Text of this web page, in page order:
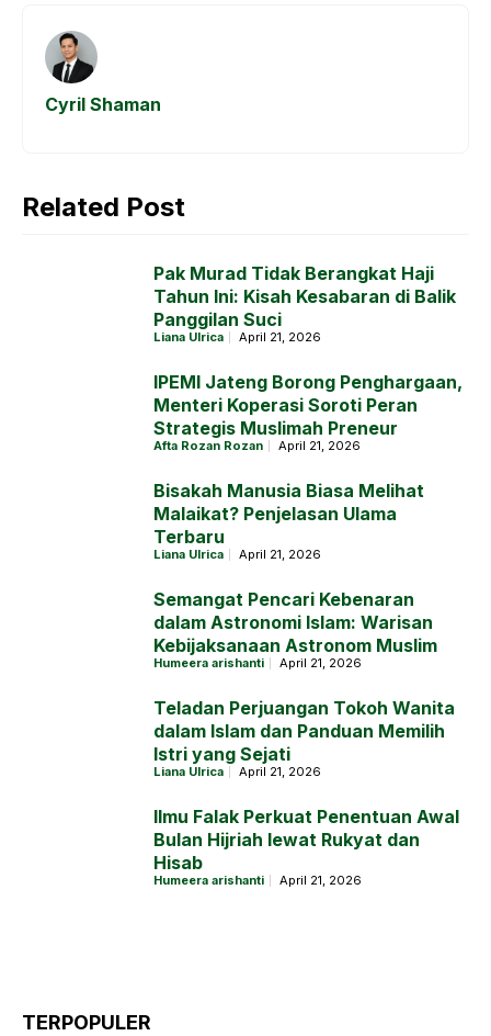
p
p
r
Cyril Shaman
Related Post
Pak Murad Tidak Berangkat Haji
Tahun Ini: Kisah Kesabaran di Balik
Panggilan Suci
Liana Ulrica April 21, 2026
IPEMI Jateng Borong Penghargaan,
Menteri Koperasi Soroti Peran
Strategis Muslimah Preneur
Afta Rozan Rozan April 21, 2026
Bisakah Manusia Biasa Melihat
Malaikat? Penjelasan Ulama
Terbaru
Liana Ulrica April 21, 2026
Semangat Pencari Kebenaran
dalam Astronomi Islam: Warisan
Kebijaksanaan Astronom Muslim
Humeera arishanti April 21, 2026
Teladan Perjuangan Tokoh Wanita
dalam Islam dan Panduan Memilih
Istri yang Sejati
Liana Ulrica April 21, 2026
Ilmu Falak Perkuat Penentuan Awal
Bulan Hijriah lewat Rukyat dan
Hisab
Humeera arishanti April 21, 2026
TERPOPULER